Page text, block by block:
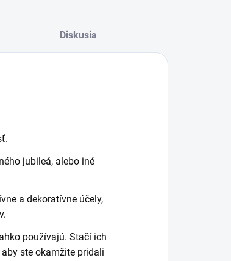
Diskusia
jubileá, alebo iné
a dekoratívne účely,
používajú. Stačí ich
ste okamžite pridali